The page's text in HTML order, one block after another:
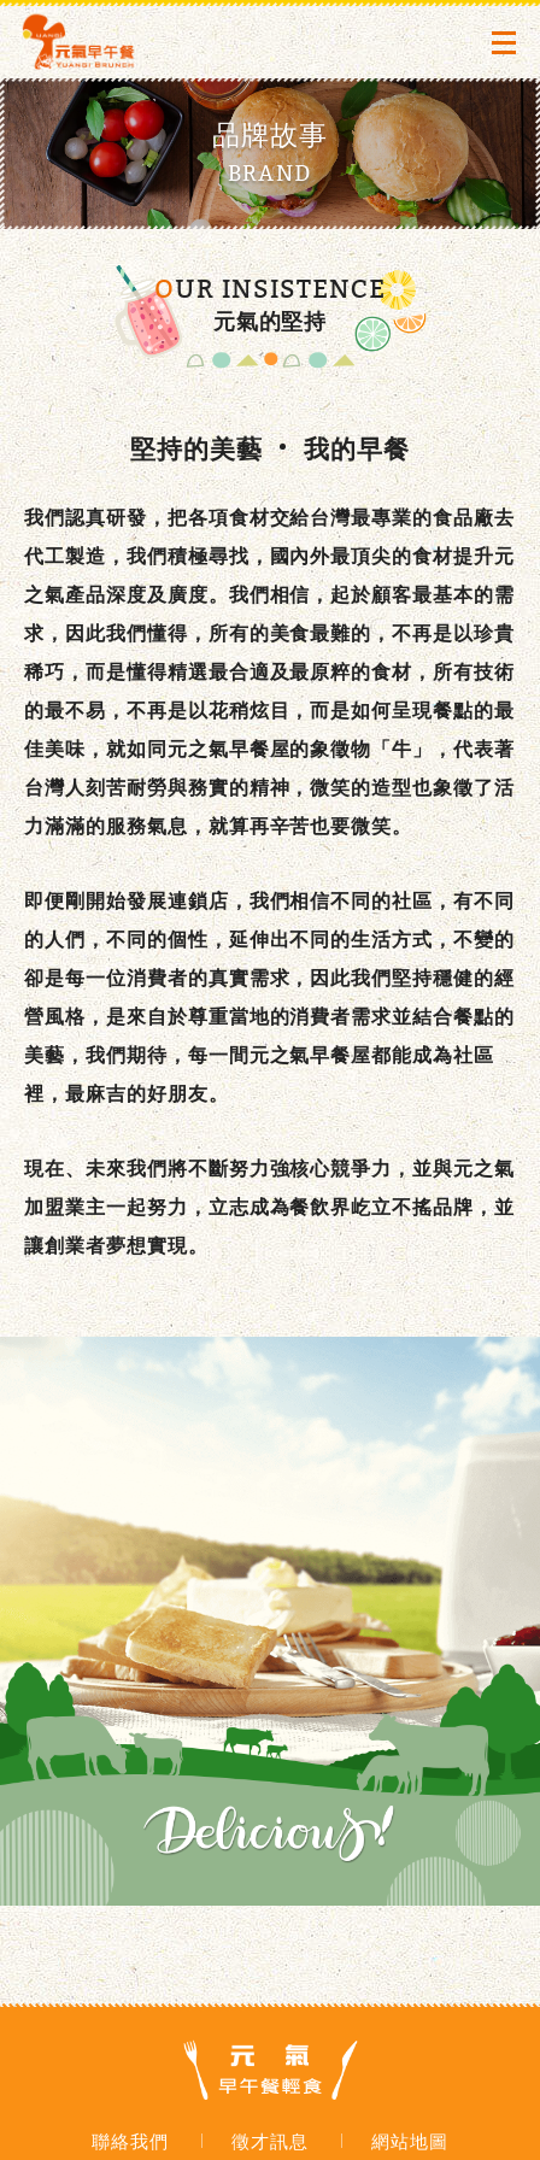
品牌故事
BRAND
OURINSISTENCE
元氣的堅持
堅持的美藝 我的早餐
我們認真研發，把各項食材交給台灣最專業的食品廠去
代工製造，我們積極尋找，國內外最頂尖的食材提升元
之氣產品深度及廣度。我們相信，起於顧客最基本的需
求，因此我們懂得，所有的美食最難的，不再是以珍貴
稀巧，而是懂得精選最合適及最原粹的食材，所有技術
的最不易，不再是以花稍炫目，而是如何呈現餐點的最
佳美味，就如同元之氣早餐屋的象徵物「牛」，代表著
台灣人刻苦耐勞與務實的精神，微笑的造型也象徵了活
力滿滿的服務氣息，就算再辛苦也要微笑。
即便剛開始發展連鎖店，我們相信不同的社區，有不同
的人們，不同的個性，延伸出不同的生活方式，不變的
卻是每一位消費者的真實需求，因此我們堅持穩健的經
營風格，是來自於尊重當地的消費者需求並結合餐點的
美藝，我們期待，每一間元之氣早餐屋都能成為社區
裡，最麻吉的好朋友。
現在、未來我們將不斷努力強核心競爭力，並與元之氣
加盟業主一起努力，立志成為餐飲界屹立不搖品牌，並
讓創業者夢想實現。
聯絡我們 徵才訊息 網站地圖